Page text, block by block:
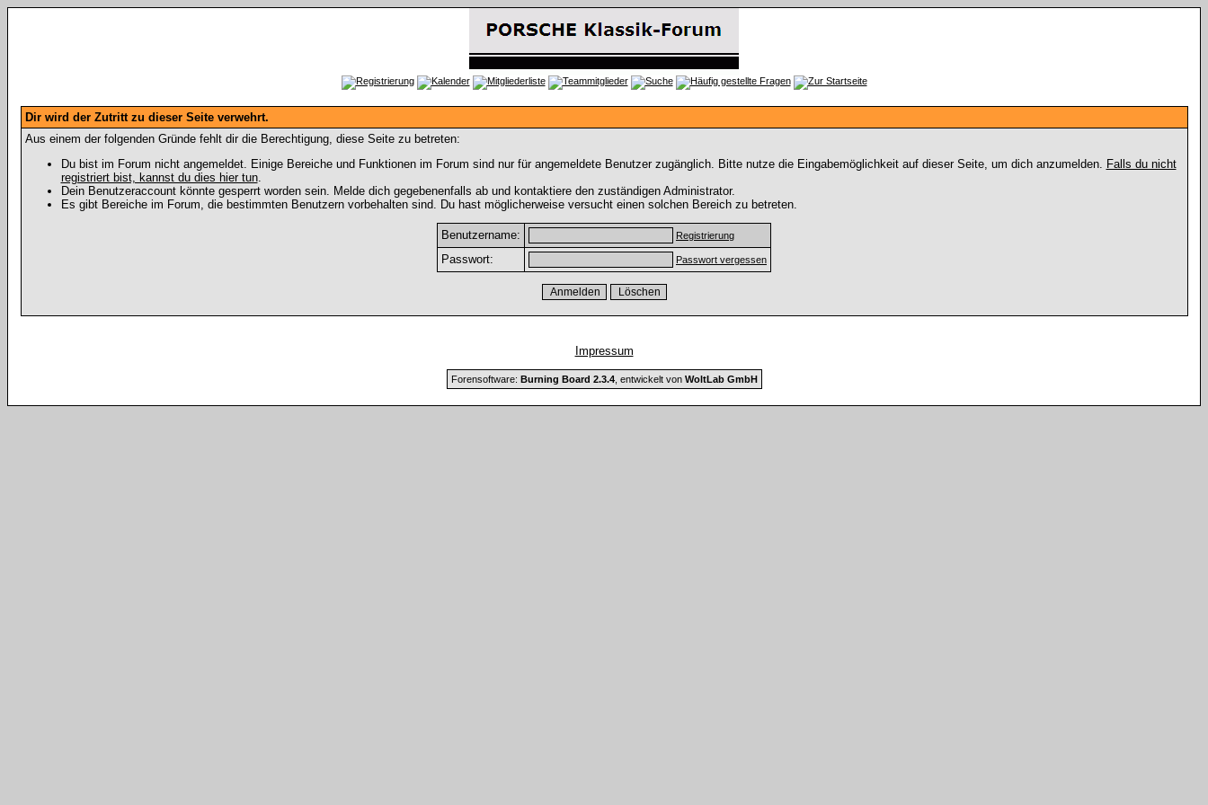
Dir wird der Zutritt zu dieser Seite verwehrt.
Aus einem der folgenden Gründe fehlt dir die Berechtigung, diese Seite zu betreten:
Du bist im Forum nicht angemeldet. Einige Bereiche und Funktionen im Forum sind nur für angemeldete Benutzer zugänglich. Bitte nutze die Eingabemöglichkeit auf dieser Seite, um dich anzumelden. Falls du nicht
registriert bist, kannst du dies hier tun.
Dein Benutzeraccount könnte gesperrt worden sein. Melde dich gegebenenfalls ab und kontaktiere den zuständigen Administrator.
Es gibt Bereiche im Forum, die bestimmten Benutzern vorbehalten sind. Du hast möglicherweise versucht einen solchen Bereich zu betreten.
Benutzername: Registrierung
Passwort: Passwort vergessen
Impressum
Forensoftware: Burning Board 2.3.4, entwickelt von WoltLab GmbH